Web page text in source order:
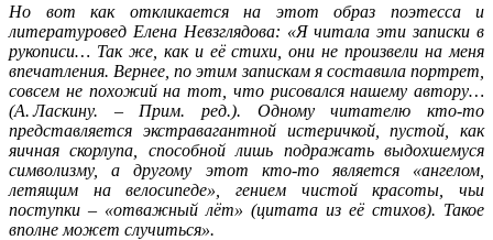
Но вот как откликается на этот образ поэтесса и
литературовед Елена Невзглядова: «Я читала эти записки в
рукописи… Так же, как и её стихи, они не произвели на меня
впечатления. Вернее, по этим запискам я составила портрет,
совсем не похожий на тот, что рисовался нашему автору…
(А. Ласкину. – Прим. ред.). Одному читателю кто-то
представляется экстравагантной истеричкой, пустой, как
яичная скорлупа, способной лишь подражать выдохшемуся
символизму, а другому этот кто-то является «ангелом,
летящим на велосипеде», гением чистой красоты, чьи
поступки – «отважный лёт» (цитата из её стихов). Такое
вполне может случиться».